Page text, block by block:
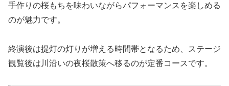
手作りの桜もちを味わいながらパフォーマンスを楽しめる
のが魅力です。
終演後は提灯の灯りが増える時間帯となるため、ステージ
観覧後は川沿いの夜桜散策へ移るのが定番コースです。